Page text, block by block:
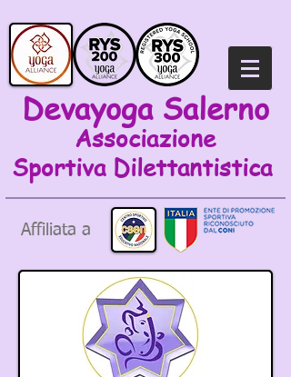
Devayoga Salerno
Associazione
Sportiva Dilettantistica
Affiliata a